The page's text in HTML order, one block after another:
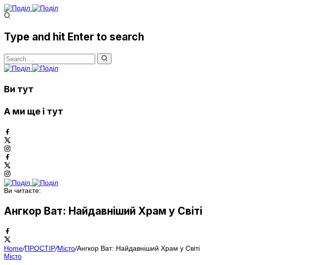
Type and hit Enter to search
Ви тут
А ми ще і тут
Ви читаєте:
Ангкор Ват: Найдавніший Храм у Світі
Home/ПРОСТІР/Місто/Ангкор Ват: Найдавніший Храм у Світі
Місто